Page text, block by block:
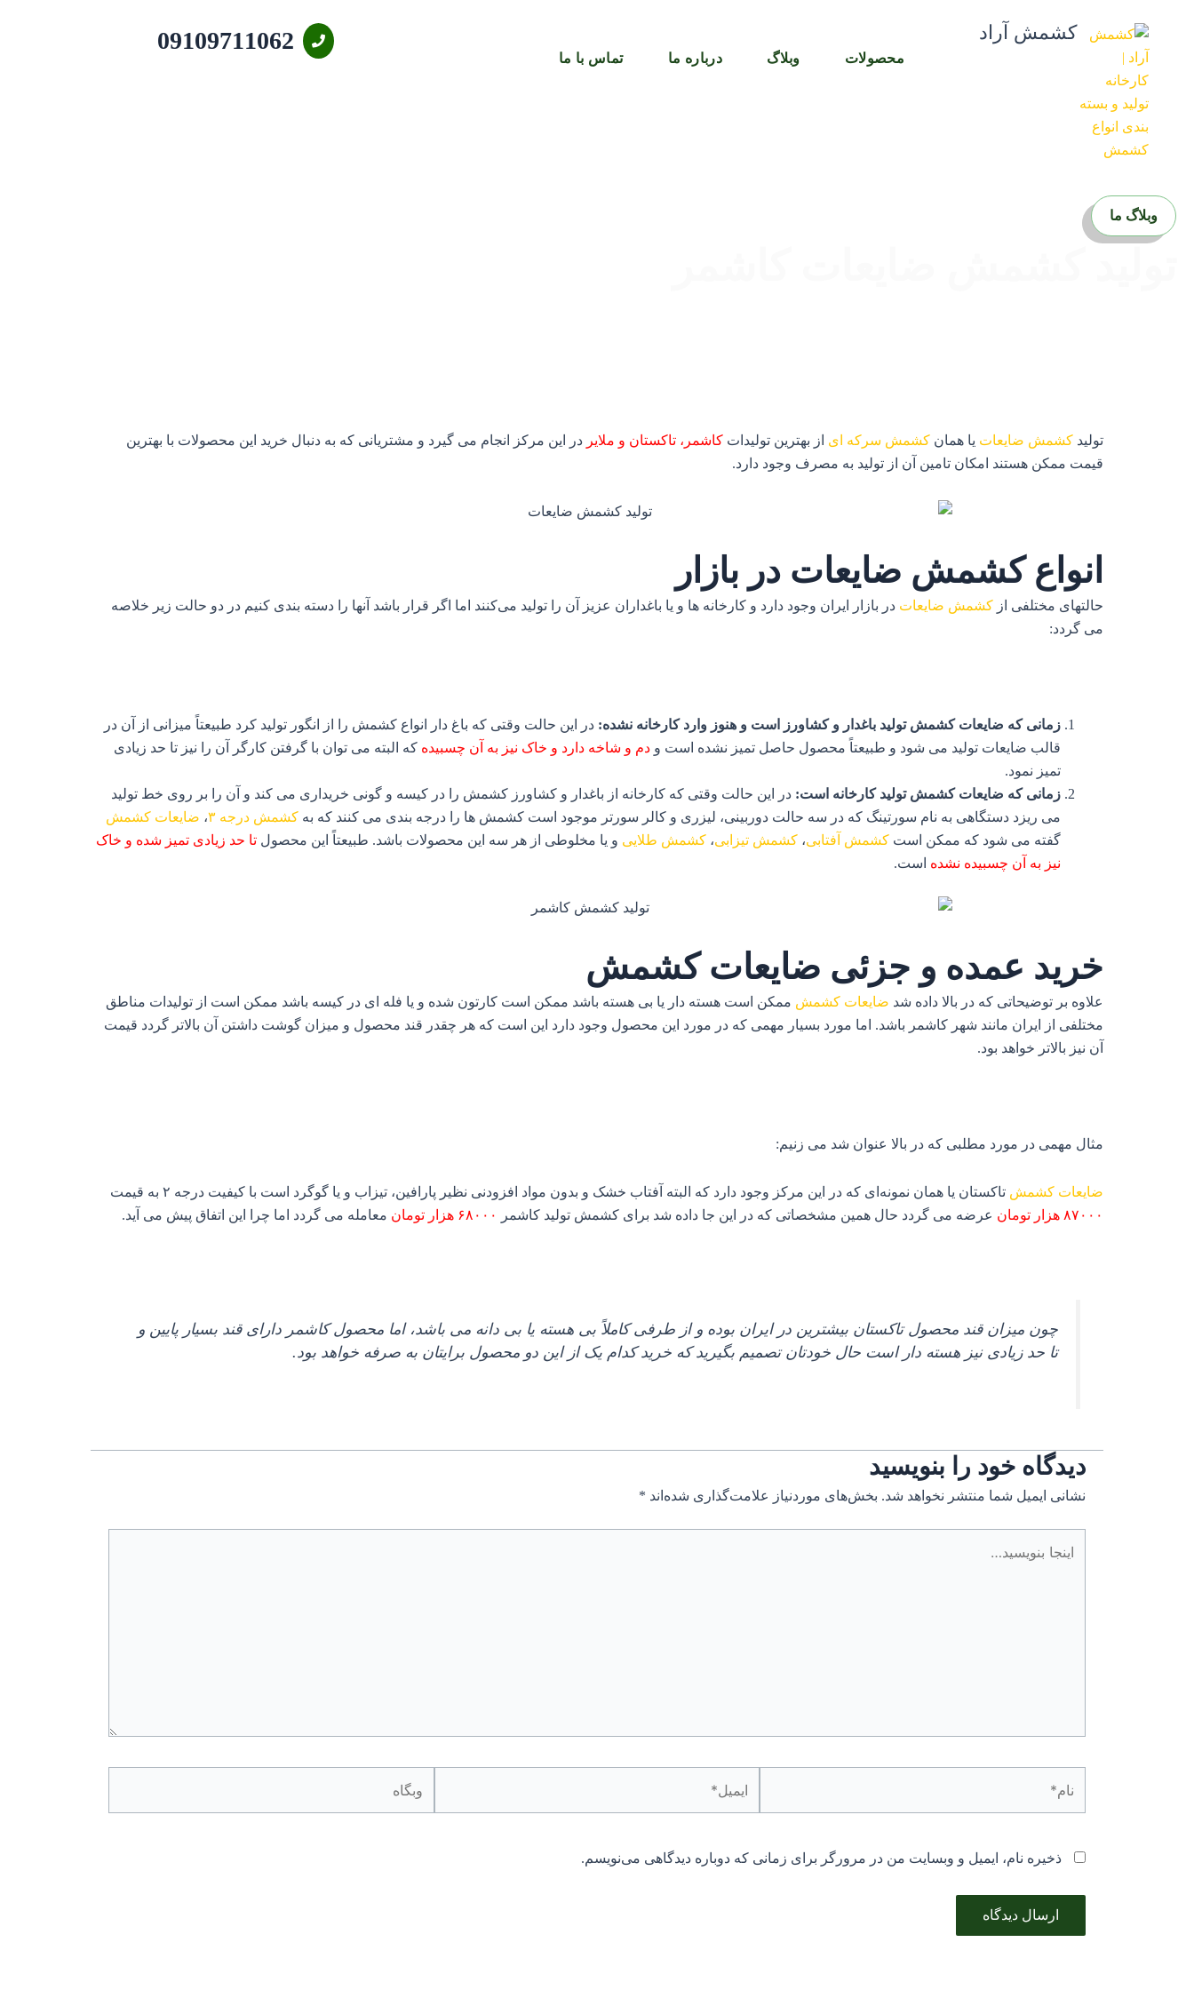
کشمش آراد
محصولات وبلاگ درباره ما تماس با ما
09109711062
وبلاگ ما
تولید کشمش ضایعات یا همان کشمش سرکه ای از بهترین تولیدات کاشمر، تاکستان و ملایر در این مرکز انجام می گیرد و مشتریانی که به دنبال خرید این محصولات با بهترین
قیمت ممکن هستند امکان تامین آن از تولید به مصرف وجود دارد.
انواع کشمش ضایعات در بازار
حالتهای مختلفی از کشمش ضایعات در بازار ایران وجود دارد و کارخانه ها و یا باغداران عزیز آن را تولید می‌کنند اما اگر قرار باشد آنها را دسته بندی کنیم در دو حالت زیر خلاصه
می گردد:
زمانی که ضایعات کشمش تولید باغدار و کشاورز است و هنوز وارد کارخانه نشده: در این حالت وقتی که باغ دار انواع کشمش را از انگور تولید کرد طبیعتاً میزانی از آن در
قالب ضایعات تولید می شود و طبیعتاً محصول حاصل تمیز نشده است و دم و شاخه دارد و خاک نیز به آن چسبیده که البته می توان با گرفتن کارگر آن را نیز تا حد زیادی
تمیز نمود.
زمانی که ضایعات کشمش تولید کارخانه است: در این حالت وقتی که کارخانه از باغدار و کشاورز کشمش را در کیسه و گونی خریداری می کند و آن را بر روی خط تولید
می ریزد دستگاهی به نام سورتینگ که در سه حالت دوربینی، لیزری و کالر سورتر موجود است کشمش ها را درجه بندی می کنند که به کشمش درجه ۳ ، ضایعات کشمش
گفته می شود که ممکن است کشمش آفتابی، کشمش تیزابی، کشمش طلایی و یا مخلوطی از هر سه این محصولات باشد. طبیعتاً این محصول تا حد زیادی تمیز شده و خاک
نیز به آن چسبیده نشده است.
خرید عمده و جزئی ضایعات کشمش
علاوه بر توضیحاتی که در بالا داده شد ضایعات کشمش ممکن است هسته دار یا بی هسته باشد ممکن است کارتون شده و یا فله ای در کیسه باشد ممکن است از تولیدات مناطق
مختلفی از ایران مانند شهر کاشمر باشد. اما مورد بسیار مهمی که در مورد این محصول وجود دارد این است که هر چقدر قند محصول و میزان گوشت داشتن آن بالاتر گردد قیمت
آن نیز بالاتر خواهد بود.
مثال مهمی در مورد مطلبی که در بالا عنوان شد می زنیم:
ضایعات کشمش تاکستان یا همان نمونه‌ای که در این مرکز وجود دارد که البته آفتاب خشک و بدون مواد افزودنی نظیر پارافین، تیزاب و یا گوگرد است با کیفیت درجه ۲ به قیمت
۸۷۰۰۰ هزار تومان
عرضه می گردد حال همین مشخصاتی که در این جا داده شد برای کشمش تولید کاشمر ۶۸۰۰۰ هزار تومان معامله می گردد اما چرا این اتفاق پیش می آید.
چون میزان قند محصول تاکستان بیشترین در ایران بوده و از طرفی کاملاً بی هسته یا بی دانه می باشد، اما محصول کاشمر دارای قند بسیار پایین و
تا حد زیادی نیز هسته دار است حال خودتان تصمیم بگیرید که خرید کدام یک از این دو محصول برایتان به صرفه خواهد بود.
دیدگاه‌ خود را بنویسید
نشانی ایمیل شما منتشر نخواهد شد. بخش‌های موردنیاز علامت‌گذاری شده‌اند *
بنویسید…
ذخیره نام، ایمیل و وبسایت من در مرورگر برای زمانی که دوباره دیدگاهی می‌نویسم.